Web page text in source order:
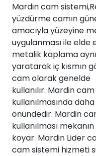
Mardin cam
yüzdürme camın
amacıyla yüzeyine
uygulanması ile elde
metalik kaplama
yaratarak iç kısmın
cam olarak genelde
kullanılır. Mardin
kullanılmasında
önündedir. Mardin
kullanılması
koyar. Mardin Lider
cam sistemi hizmeti